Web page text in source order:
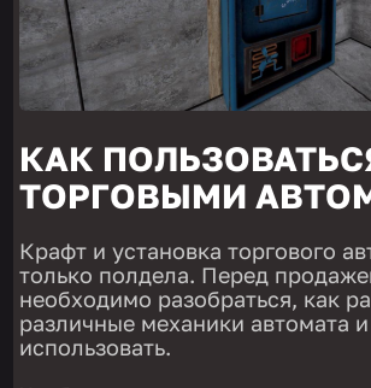
КАК
ТОРГОВЫМИ
Крафт и установка торгового
только полдела. Перед
необходимо разобраться, как
различные механики автомата
использовать.